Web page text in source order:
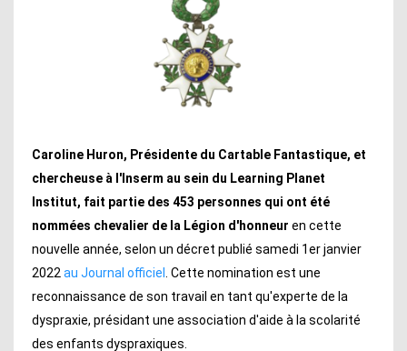
Caroline Huron, Présidente du Cartable Fantastique, et
chercheuse à l'Inserm au sein du Learning Planet
Institut, fait partie des 453 personnes qui ont été
nommées chevalier de la Légion d'honneur en cette
nouvelle année, selon un décret publié samedi 1er janvier
2022 au Journal officiel
. Cette nomination est une
reconnaissance de son travail en tant qu'experte de la
dyspraxie, présidant une association d'aide à la scolarité
des enfants dyspraxiques.